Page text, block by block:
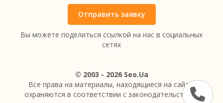
Отправить заявку
Вы можете поделиться ссылкой на нас в социальных
сетях
© 2003 - 2026 Seo.Ua
Все права на материалы, находящиеся на сайте,
охраняются в соответствии с законодательством.